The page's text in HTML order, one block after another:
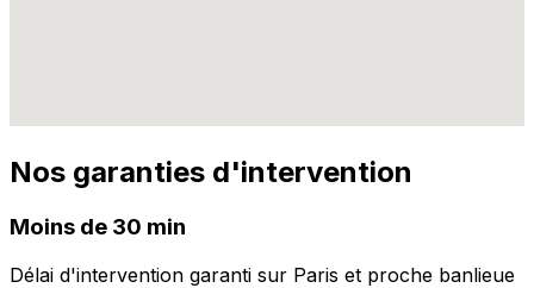
Nos garanties d'intervention
Moins de 30 min
Délai d'intervention garanti sur Paris et proche banlieue